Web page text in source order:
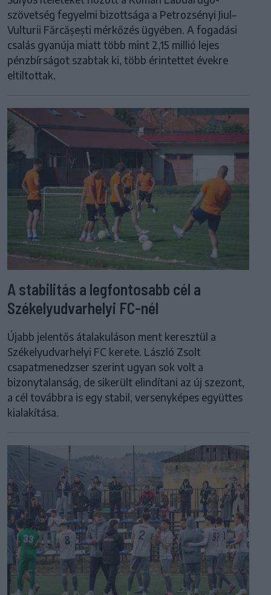
szövetség fegyelmi bizottsága a Petrozsényi Jiul–
Vulturii Fărcășești mérkőzés ügyében. A fogadási
csalás gyanúja miatt több mint 2,15 millió lejes
pénzbírságot szabtak ki, több érintettet évekre
eltiltottak.
A stabilitás a legfontosabb cél a
Székelyudvarhelyi FC-nél
Újabb jelentős átalakuláson ment keresztül a
Székelyudvarhelyi FC kerete. László Zsolt
csapatmenedzser szerint ugyan sok volt a
bizonytalanság, de sikerült elindítani az új szezont,
a cél továbbra is egy stabil, versenyképes együttes
kialakítása.